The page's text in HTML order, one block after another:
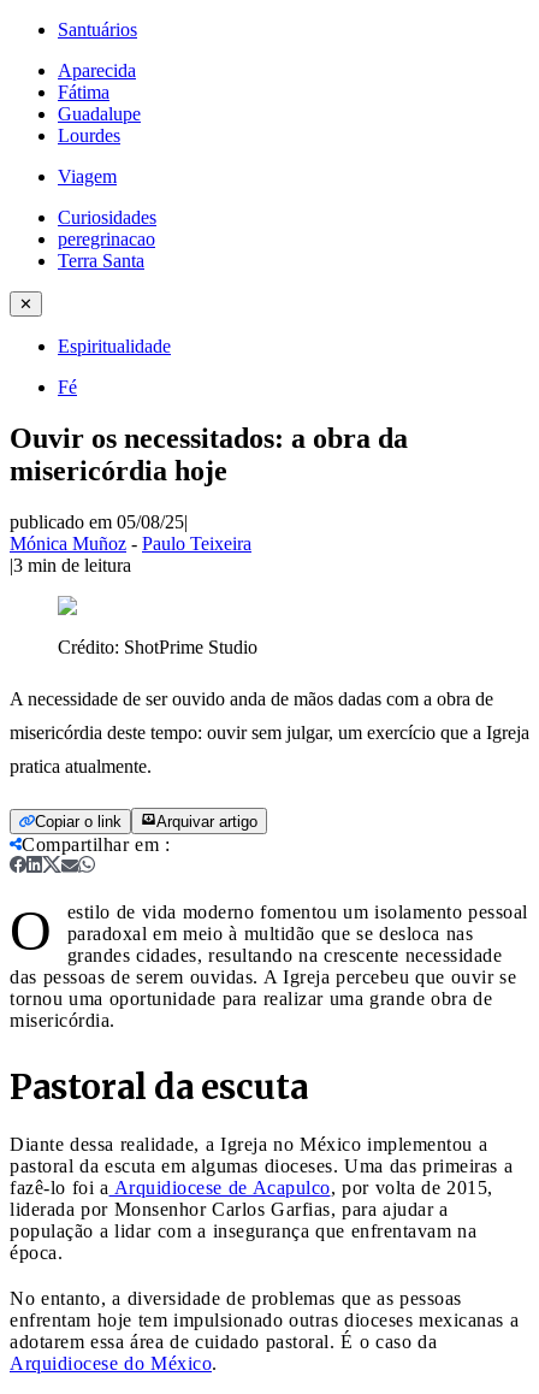
Santuários
Aparecida
Fátima
Guadalupe
Lourdes
Viagem
Curiosidades
peregrinacao
Terra Santa
✕
Espiritualidade
Fé
Ouvir os necessitados: a obra da
misericórdia hoje
publicado em 05/08/25|
Mónica Muñoz - Paulo Teixeira
|3 min de leitura
Crédito: ShotPrime Studio
A necessidade de ser ouvido anda de mãos dadas com a obra de
misericórdia deste tempo: ouvir sem julgar, um exercício que a Igreja
pratica atualmente.
Copiar o link Arquivar artigo
Compartilhar em :
O
estilo de vida moderno fomentou um isolamento pessoal
paradoxal em meio à multidão que se desloca nas
grandes cidades, resultando na crescente necessidade
das pessoas de serem ouvidas. A Igreja percebeu que ouvir se
tornou uma oportunidade para realizar uma grande obra de
misericórdia.
Pastoral da escuta
Diante dessa realidade, a Igreja no México implementou a
pastoral da escuta em algumas dioceses. Uma das primeiras a
fazê-lo foi a Arquidiocese de Acapulco, por volta de 2015,
liderada por Monsenhor Carlos Garfias, para ajudar a
população a lidar com a insegurança que enfrentavam na
época.
No entanto, a diversidade de problemas que as pessoas
enfrentam hoje tem impulsionado outras dioceses mexicanas a
adotarem essa área de cuidado pastoral. É o caso da
Arquidiocese do México.